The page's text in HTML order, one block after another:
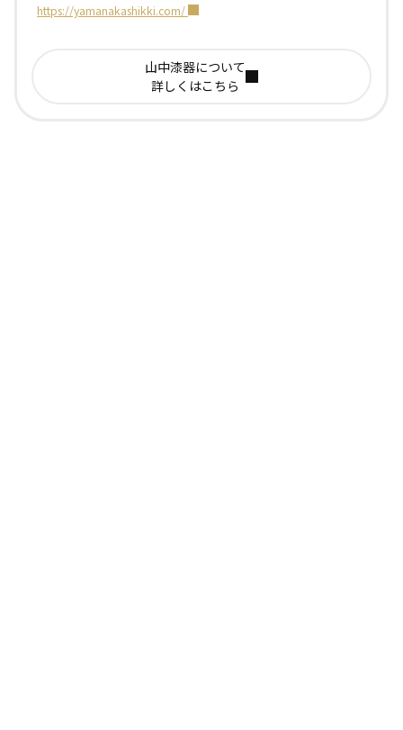
https://yamanakashikki.com/
山中漆器について
詳しくはこちら